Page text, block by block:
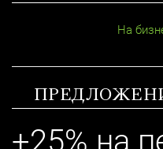
На
+25% на